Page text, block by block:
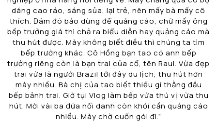
dáng cao ráo, sáng sủa, lại trẻ, nên mấy bà mấy cô
thích. Đám đó bảo dùng để quảng cáo, chứ mấy ông
bếp trưởng già thì chả ra biểu diễn hay quảng cáo mà
thu hút được. Mày không biết điều thì chúng ta tìm
bếp trưởng khác. Cô Hồng bạn tao có anh bếp
trưởng riêng còn là bạn trai của cổ, tên Raul. Vừa đẹp
trai vừa là người Brazil tới đây du lịch, thu hút hơn
mày nhiều. Bà chị của tao biết thiếu gì thằng đầu
bếp bảnh trai. Giờ tụi Vlog làm bếp vừa thú vị vừa thu
hút. Mời vài ba đứa nổi danh còn khỏi cần quảng cáo
nhiều. Mày chờ cuốn gói đi.”